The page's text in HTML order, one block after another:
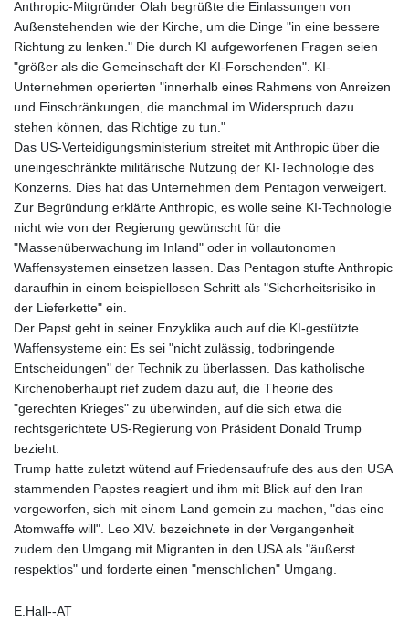
Anthropic-Mitgründer Olah begrüßte die Einlassungen von
Außenstehenden wie der Kirche, um die Dinge "in eine bessere
Richtung zu lenken." Die durch KI aufgeworfenen Fragen seien
"größer als die Gemeinschaft der KI-Forschenden". KI-
Unternehmen operierten "innerhalb eines Rahmens von Anreizen
und Einschränkungen, die manchmal im Widerspruch dazu
stehen können, das Richtige zu tun."
Das US-Verteidigungsministerium streitet mit Anthropic über die
uneingeschränkte militärische Nutzung der KI-Technologie des
Konzerns. Dies hat das Unternehmen dem Pentagon verweigert.
Zur Begründung erklärte Anthropic, es wolle seine KI-Technologie
nicht wie von der Regierung gewünscht für die
"Massenüberwachung im Inland" oder in vollautonomen
Waffensystemen einsetzen lassen. Das Pentagon stufte Anthropic
daraufhin in einem beispiellosen Schritt als "Sicherheitsrisiko in
der Lieferkette" ein.
Der Papst geht in seiner Enzyklika auch auf die KI-gestützte
Waffensysteme ein: Es sei "nicht zulässig, todbringende
Entscheidungen" der Technik zu überlassen. Das katholische
Kirchenoberhaupt rief zudem dazu auf, die Theorie des
"gerechten Krieges" zu überwinden, auf die sich etwa die
rechtsgerichtete US-Regierung von Präsident Donald Trump
bezieht.
Trump hatte zuletzt wütend auf Friedensaufrufe des aus den USA
stammenden Papstes reagiert und ihm mit Blick auf den Iran
vorgeworfen, sich mit einem Land gemein zu machen, "das eine
Atomwaffe will". Leo XIV. bezeichnete in der Vergangenheit
zudem den Umgang mit Migranten in den USA als "äußerst
respektlos" und forderte einen "menschlichen" Umgang.
E.Hall--AT